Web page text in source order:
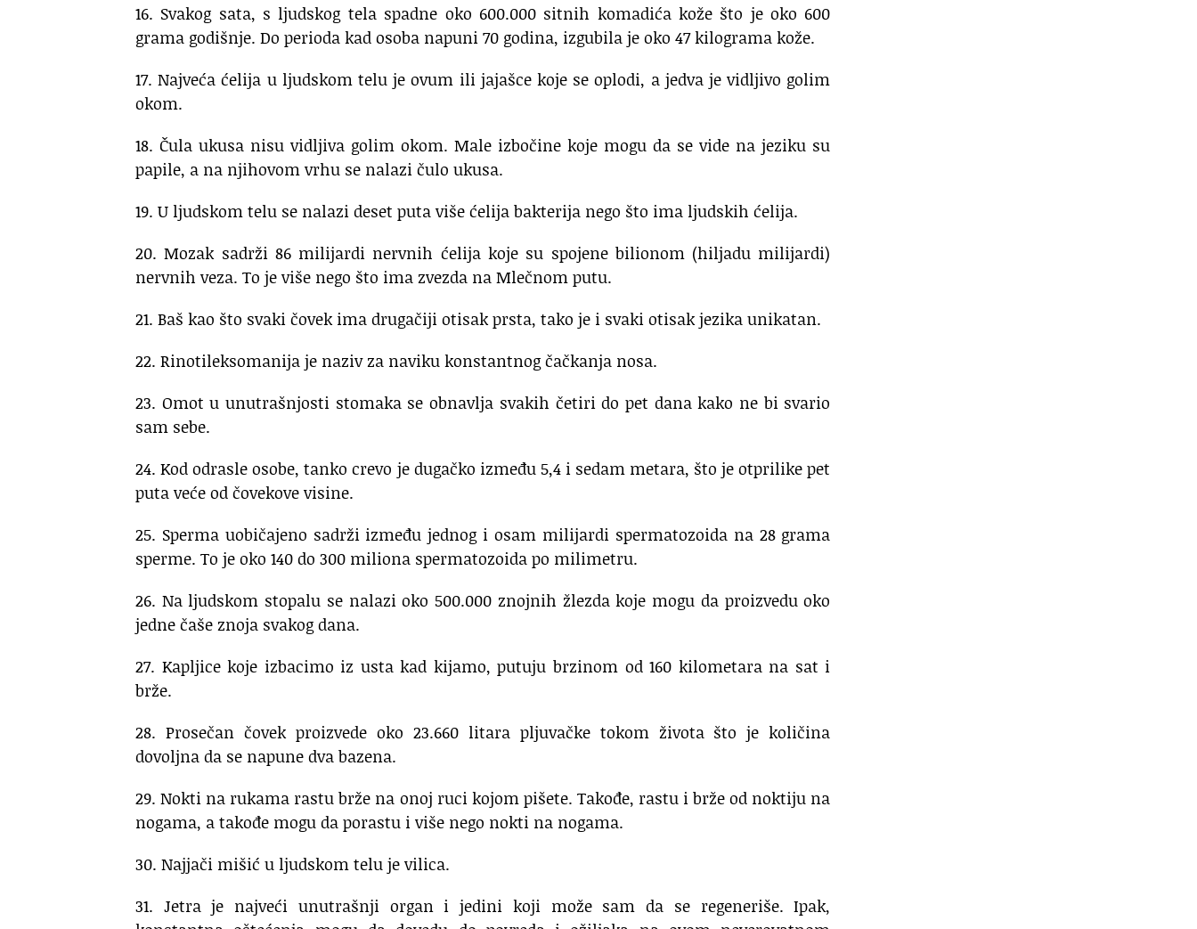
16. Svakog sata, s ljudskog tela spadne oko 600.000 sitnih komadića kože što je oko 600
grama godišnje. Do perioda kad osoba napuni 70 godina, izgubila je oko 47 kilograma kože.
17. Najveća ćelija u ljudskom telu je ovum ili jajašce koje se oplodi, a jedva je vidljivo golim
okom.
18. Čula ukusa nisu vidljiva golim okom. Male izbočine koje mogu da se vide na jeziku su
papile, a na njihovom vrhu se nalazi čulo ukusa.
19. U ljudskom telu se nalazi deset puta više ćelija bakterija nego što ima ljudskih ćelija.
20. Mozak sadrži 86 milijardi nervnih ćelija koje su spojene bilionom (hiljadu milijardi)
nervnih veza. To je više nego što ima zvezda na Mlečnom putu.
21. Baš kao što svaki čovek ima drugačiji otisak prsta, tako je i svaki otisak jezika unikatan.
22. Rinotileksomanija je naziv za naviku konstantnog čačkanja nosa.
23. Omot u unutrašnjosti stomaka se obnavlja svakih četiri do pet dana kako ne bi svario
sam sebe.
24. Kod odrasle osobe, tanko crevo je dugačko između 5,4 i sedam metara, što je otprilike pet
puta veće od čovekove visine.
25. Sperma uobičajeno sadrži između jednog i osam milijardi spermatozoida na 28 grama
sperme. To je oko 140 do 300 miliona spermatozoida po milimetru.
26. Na ljudskom stopalu se nalazi oko 500.000 znojnih žlezda koje mogu da proizvedu oko
jedne čaše znoja svakog dana.
27. Kapljice koje izbacimo iz usta kad kijamo, putuju brzinom od 160 kilometara na sat i
brže.
28. Prosečan čovek proizvede oko 23.660 litara pljuvačke tokom života što je količina
dovoljna da se napune dva bazena.
29. Nokti na rukama rastu brže na onoj ruci kojom pišete. Takođe, rastu i brže od noktiju na
nogama, a takođe mogu da porastu i više nego nokti na nogama.
30. Najjači mišić u ljudskom telu je vilica.
31. Jetra je najveći unutrašnji organ i jedini koji može sam da se regeneriše. Ipak,